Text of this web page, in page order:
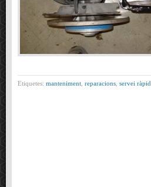
Etiquetes: manteniment reparacions servei ràpid